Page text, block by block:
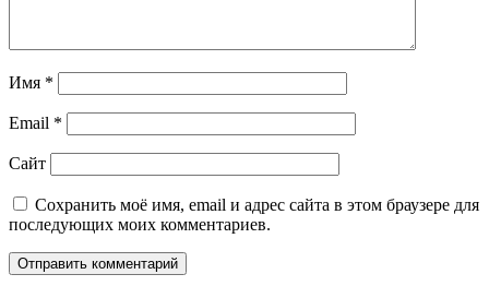
Имя *
Email *
Сайт
Сохранить моё имя, email и адрес сайта в этом браузере для
последующих моих комментариев.